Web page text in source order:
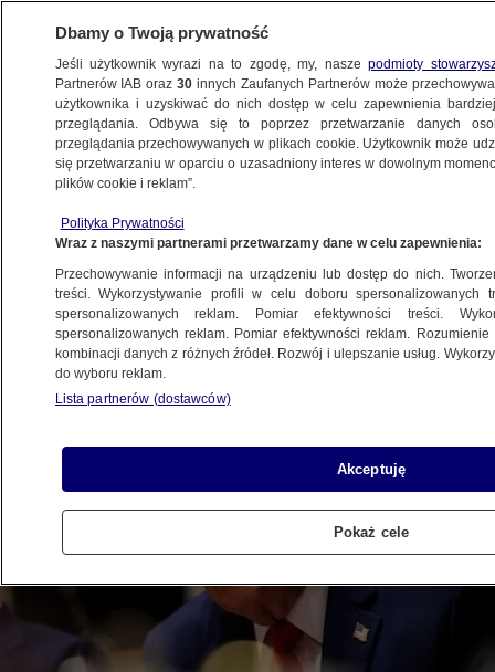
BIZNES
ZE ŚWIATA
pracujemy nad tym
Oprac.Bartłomiej Ciepielewski
29.05.2026, 09:29
Posłuchaj artykułu
Czyta lektor AI
Dbamy o Twoją prywatność
Jeśli użytkownik wyrazi na to zgodę, my, naszepodmioty
Partnerów IAB oraz30 innych Zaufanych Partnerów może
użytkownika i uzyskiwać do nich dostęp w celu zapewnienia
przeglądania. Odbywa się to poprzez przetwarzanie danych
przeglądania przechowywanych w plikach cookie. Użytkownik może
się przetwarzaniu w oparciu o uzasadniony interes w dowolnym
plików cookie i reklam”.
Polityka Prywatności
Wraz z naszymi partnerami przetwarzamy dane w celu zapewnienia:
Przechowywanie informacji na urządzeniu lub dostęp do nich.
treści. Wykorzystywanie profili w celu doboru spersonalizowanych
spersonalizowanych reklam. Pomiar efektywności treści.
spersonalizowanych reklam. Pomiar efektywności reklam.
kombinacji danych z różnych źródeł. Rozwój i ulepszanie usług.
do wyboru reklam.
Lista partnerów (dostawców)
Akceptuję
Pokaż cele